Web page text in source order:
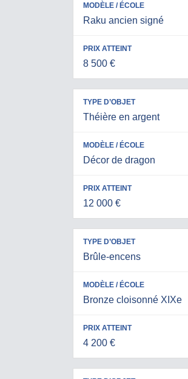
O
E
T
È
L
/
É
C
L
E
T
N
T
Raku ancien signé
8 500 €
Théière en argent
Décor de dragon
12 000 €
Brûle-encens
Bronze cloisonné XIXe
4 200 €